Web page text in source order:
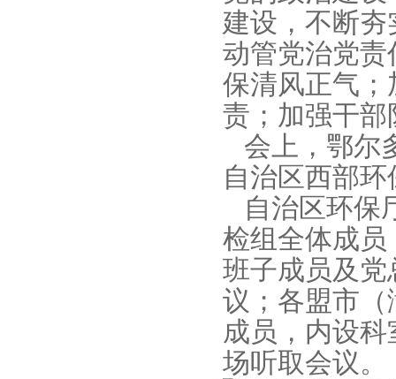
建设，不断
动管党治党
保清风正气
责；加强干
会上，鄂尔
自治区西部
自治区环保
检组全体成
班子成员及
议；各盟市
成员，内设
场听取会议。